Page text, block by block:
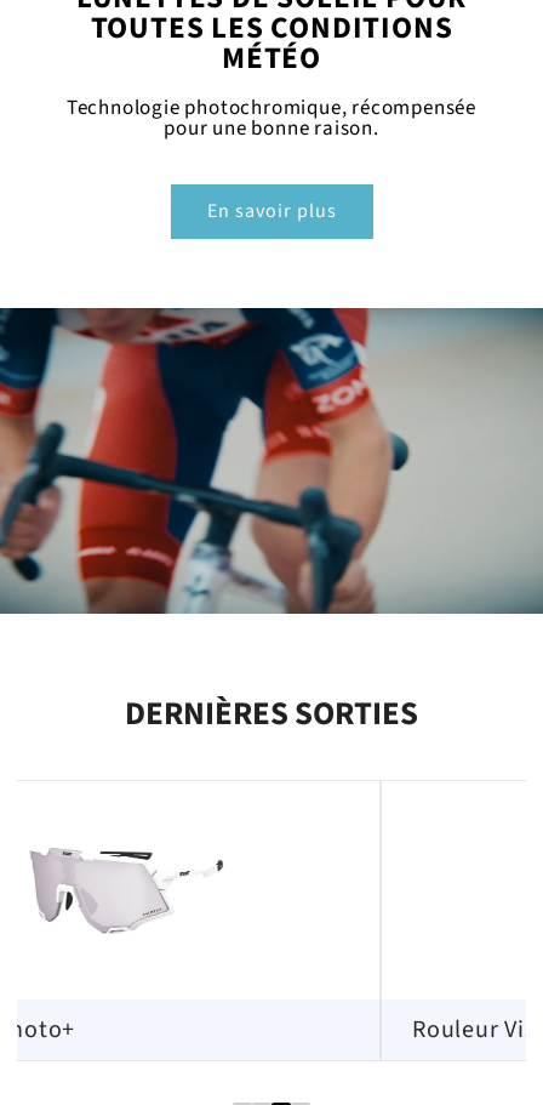
TOUTES LES CONDITIONS
MÉTÉO
Technologie photochromique, récompensée
pour une bonne raison.
En savoir plus
DERNIÈRES SORTIES
Rouleur